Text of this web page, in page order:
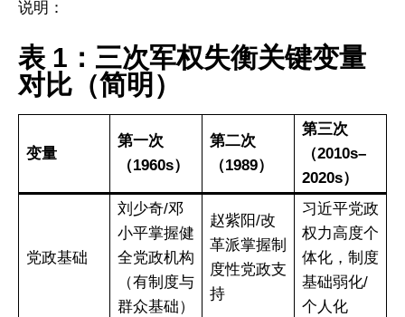
说明：
表 1：三次军权失衡关键变量
对比（简明）
变量
第一次
（1960s）
第二次
（1989）
第三次
（2010s–
2020s）
党政基础
刘少奇/邓
小平掌握健
全党政机构
（有制度与
群众基础）
赵紫阳/改
革派掌握制
度性党政支
持
习近平党政
权力高度个
体化，制度
基础弱化/
个人化